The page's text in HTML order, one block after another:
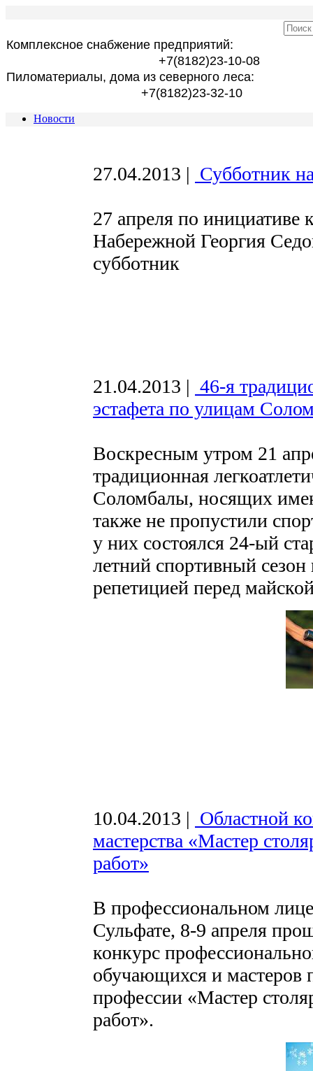
Комплексное снабжение предприятий:
+7(8182)23-10-08
Пиломатериалы, дома из северного леса:
+7(8182)23-32-10
Новости
27.04.2013 | Субботник
27 апреля по инициативе
Набережной Георгия
субботник
21.04.2013 | 46-я
эстафета по улицам
Воскресным утром 21
традиционная
Соломбалы, носящих
также не пропустили
у них состоялся 24-ый
летний спортивный сезон
репетицией перед
10.04.2013 | Областной
мастерства «Мастер
работ»
В профессиональном
Сульфате, 8-9 апреля
конкурс
обучающихся и мастеров
профессии «Мастер
работ».